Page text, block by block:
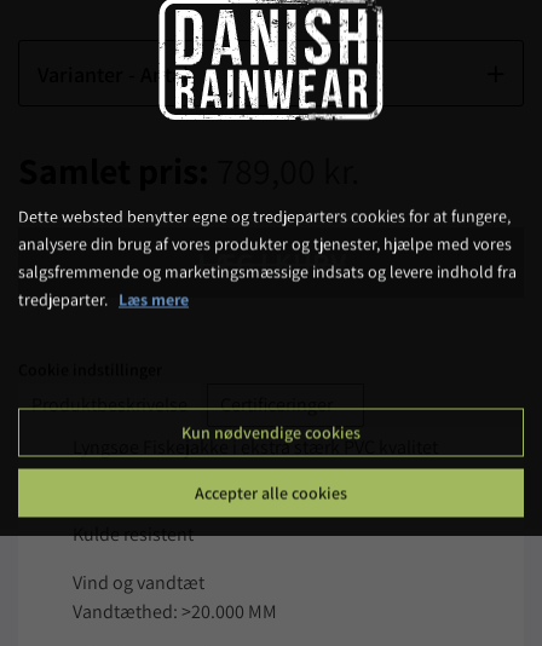
Varianter - Antal
LÆG I KURV
Produktbeskrivelse
Certificeringer
Lyngsøe Fiskejakke i ekstra stærk PVC kvalitet
70% PVC, 30% Polyester, 550 g/m2
Resistent mod animalsk og vegetabilsk olier
Kulde resistent
Vind og vandtæt
Vandtæthed: >20.000 MM
Dette websted benytter egne og tredjeparters cookies for at fungere,
analysere din brug af vores produkter og tjenester, hjælpe med vores
salgsfremmende og marketingsmæssige indsats og levere indhold fra
tredjeparter. Læs mere
Kun nødvendige cookies
Accepter alle cookies